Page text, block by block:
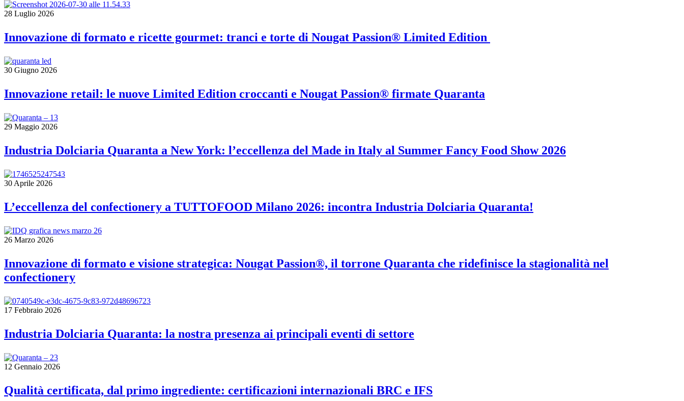
28 Luglio 2026
Innovazione di formato e ricette gourmet: tranci e torte di Nougat Passion® Limited Edition
30 Giugno 2026
Innovazione retail: le nuove Limited Edition croccanti e Nougat Passion® firmate Quaranta
29 Maggio 2026
Industria Dolciaria Quaranta a New York: l’eccellenza del Made in Italy al Summer Fancy Food Show 2026
30 Aprile 2026
L’eccellenza del confectionery a TUTTOFOOD Milano 2026: incontra Industria Dolciaria Quaranta!
26 Marzo 2026
Innovazione di formato e visione strategica: Nougat Passion®, il torrone Quaranta che ridefinisce la stagionalità nel
confectionery
17 Febbraio 2026
Industria Dolciaria Quaranta: la nostra presenza ai principali eventi di settore
12 Gennaio 2026
Qualità certificata, dal primo ingrediente: certificazioni internazionali BRC e IFS